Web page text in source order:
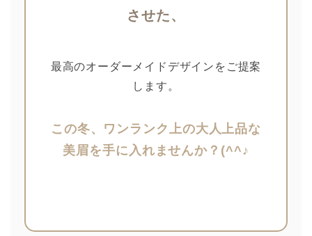
させた、
最高のオーダーメイドデザインをご提案
します。
この冬、ワンランク上の大人上品な
美眉を手に入れませんか？(^^♪